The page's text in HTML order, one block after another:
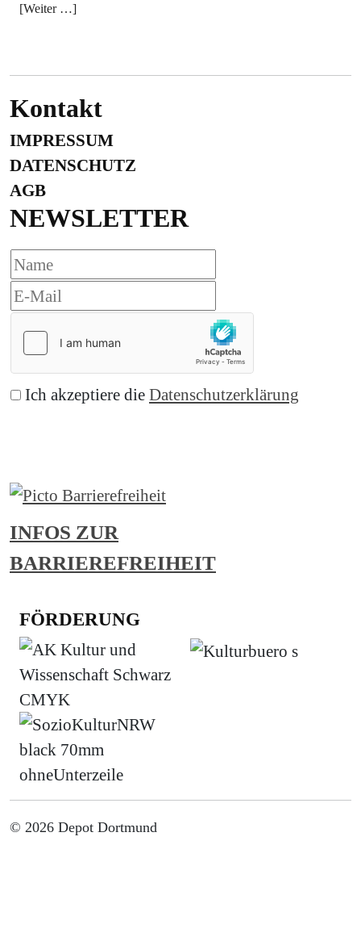
[Weiter …]
Kontakt
IMPRESSUM
DATENSCHUTZ
AGB
NEWSLETTER
Ich akzeptiere die Datenschutzerklärung
INFOS ZUR
BARRIEREFREIHEIT
FÖRDERUNG
© 2026 Depot Dortmund